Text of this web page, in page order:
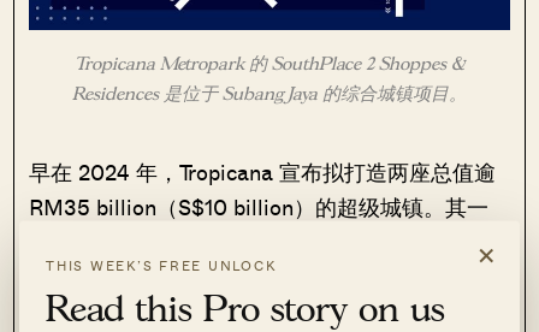
×
THIS WEEK’S FREE UNLOCK
Read this Pro story on us
Tropicana Metropark 的 SouthPlace 2 Shoppes &
Residences 是位于 Subang Jaya 的综合城镇项目。
早在 2024 年，Tropicana 宣布拟打造两座总值逾
RM35 billion（S$10 billion）的超级城镇。其一
为 Lido Waterfront Boulevard——一项占地 90 英
亩的综合开发与一体化交通枢纽，涵盖服务式住宅
及零售与酒店配套。